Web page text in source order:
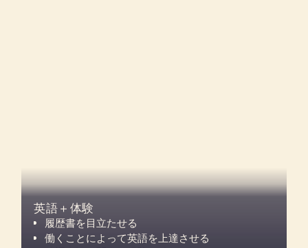
英語＋体験
履歴書を目立たせる
働くことによって英語を上達させる